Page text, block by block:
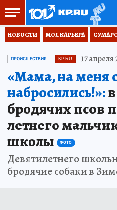
НОВОСТИ МОЯ КАРЬЕРА
ПРОИСШЕСТВИЯ KP.RU 17 апреля
«Мама, на меня
набросились!»:
бродячих псов
летнего
школы
ФОТО
Девятилетнего
бродячие собаки в